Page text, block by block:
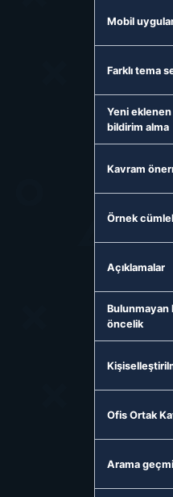
Mobil
Farklı tema
Yeni eklenen
bildirim alma
Kavram
Örnek
Açıklamalar
Bulunmayan
öncelik
Ofis Ortak
Arama